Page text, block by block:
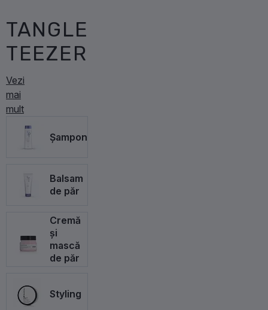
TANGLE
TEEZER
Vezi
mai
mult
Șampon
Balsam
de păr
Cremă
și
mască
de păr
Styling